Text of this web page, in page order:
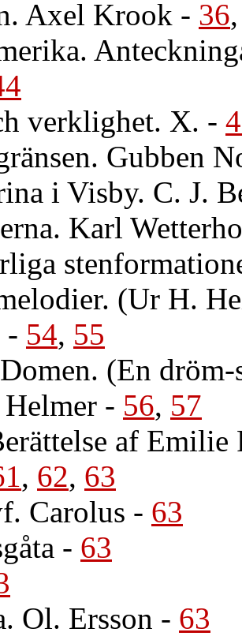
Axel Krook - 36
verklighet. X. -
Gubben
i Visby. C. J.
Karl
(Ur H.
- 54, 55
(En
- 56, 57
af
, 62, 63
Carolus - 63
- 63
Ol. Ersson - 63